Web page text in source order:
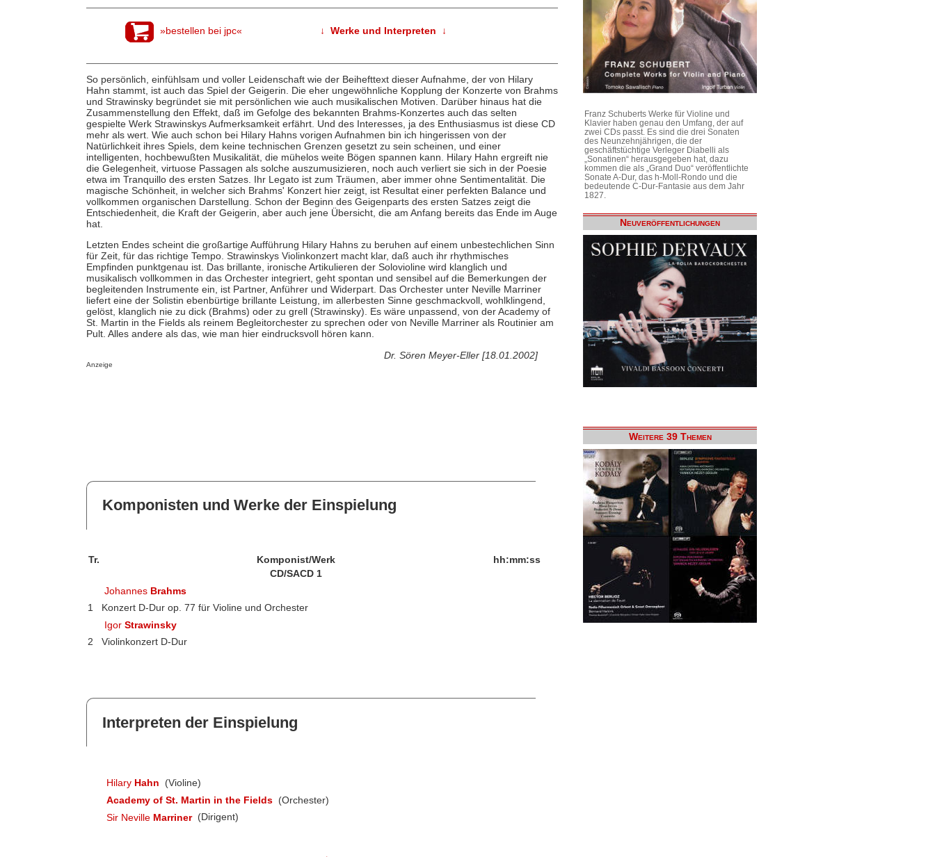
»bestellen bei jpc« ↓ Werke und Interpreten ↓
So persönlich, einfühlsam und voller Leidenschaft wie der Beihefttext dieser Aufnahme, der von Hilary
Hahn stammt, ist auch das Spiel der Geigerin. Die eher ungewöhnliche Kopplung der Konzerte von Brahms
und Strawinsky begründet sie mit persönlichen wie auch musikalischen Motiven. Darüber hinaus hat die
Zusammenstellung den Effekt, daß im Gefolge des bekannten Brahms-Konzertes auch das selten
gespielte Werk Strawinskys Aufmerksamkeit erfährt. Und des Interesses, ja des Enthusiasmus ist diese CD
mehr als wert. Wie auch schon bei Hilary Hahns vorigen Aufnahmen bin ich hingerissen von der
Natürlichkeit ihres Spiels, dem keine technischen Grenzen gesetzt zu sein scheinen, und einer
intelligenten, hochbewußten Musikalität, die mühelos weite Bögen spannen kann. Hilary Hahn ergreift nie
die Gelegenheit, virtuose Passagen als solche auszumusizieren, noch auch verliert sie sich in der Poesie
etwa im Tranquillo des ersten Satzes. Ihr Legato ist zum Träumen, aber immer ohne Sentimentalität. Die
magische Schönheit, in welcher sich Brahms' Konzert hier zeigt, ist Resultat einer perfekten Balance und
vollkommen organischen Darstellung. Schon der Beginn des Geigenparts des ersten Satzes zeigt die
Entschiedenheit, die Kraft der Geigerin, aber auch jene Übersicht, die am Anfang bereits das Ende im Auge
hat.
Letzten Endes scheint die großartige Aufführung Hilary Hahns zu beruhen auf einem unbestechlichen Sinn
für Zeit, für das richtige Tempo. Strawinskys Violinkonzert macht klar, daß auch ihr rhythmisches
Empfinden punktgenau ist. Das brillante, ironische Artikulieren der Solovioline wird klanglich und
musikalisch vollkommen in das Orchester integriert, geht spontan und sensibel auf die Bemerkungen der
begleitenden Instrumente ein, ist Partner, Anführer und Widerpart. Das Orchester unter Neville Marriner
liefert eine der Solistin ebenbürtige brillante Leistung, im allerbesten Sinne geschmackvoll, wohlklingend,
gelöst, klanglich nie zu dick (Brahms) oder zu grell (Strawinsky). Es wäre unpassend, von der Academy of
St. Martin in the Fields als reinem Begleitorchester zu sprechen oder von Neville Marriner als Routinier am
Pult. Alles andere als das, wie man hier eindrucksvoll hören kann.
Dr. Sören Meyer-Eller [18.01.2002]
Anzeige
Komponisten und Werke der Einspielung
Tr. Komponist/Werk
hh:mm:ss
CD/SACD 1
Johannes Brahms
1
Konzert D-Dur op. 77 für Violine und Orchester
IgorStrawinsky
2
Violinkonzert D-Dur
Interpreten der Einspielung
Hilary Hahn
(Violine)
Academy of St. Martin in the Fields (Orchester)
Sir Neville Marriner (Dirigent)
Franz Schuberts Werke für Violine und
Klavier haben genau den Umfang, der auf
zwei CDs passt. Es sind die drei Sonaten
des Neunzehnjährigen, die der
geschäftstüchtige Verleger Diabelli als
„Sonatinen“ herausgegeben hat, dazu
kommen die als „Grand Duo“ veröffentlichte
Sonate A-Dur, das h-Moll-Rondo und die
bedeutende C-Dur-Fantasie aus dem Jahr
1827.
Neuveröffentlichungen
Weitere 39 Themen